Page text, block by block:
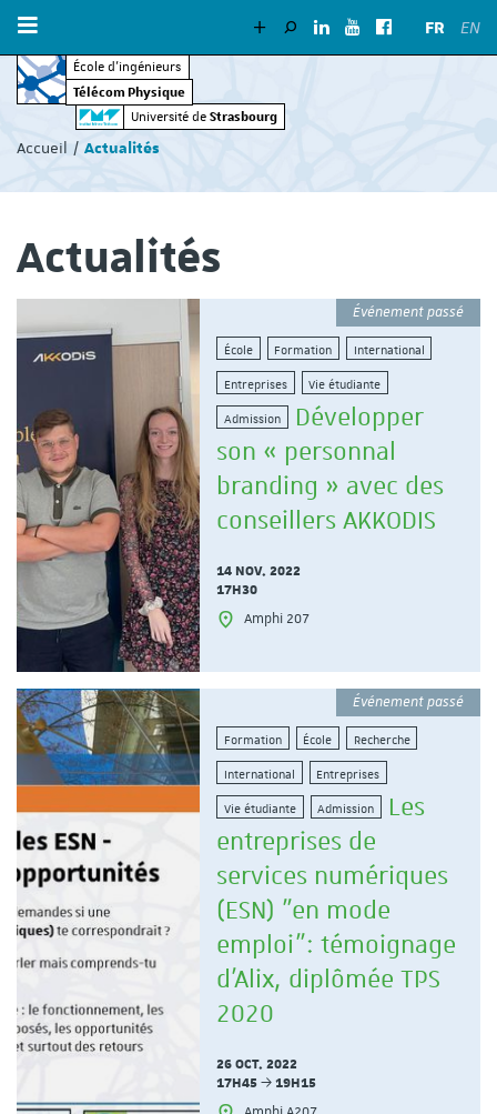
École d’ingénieurs
Télécom Physique
Université de Strasbourg
FR EN
êtes
Accueil Actualités
Actualités
Événement passé
École Formation International
Entreprises Vie étudiante
Admission
Développer
son « personnal
branding » avec des
conseillers AKKODIS
14 NOV. 2022
17H30
Amphi 207
Événement passé
Formation École Recherche
International Entreprises
Vie étudiante Admission
Les
entreprises de
services numériques
(ESN) "en mode
emploi": témoignage
d'Alix, diplômée TPS
2020
26 OCT. 2022
17H45
19H15